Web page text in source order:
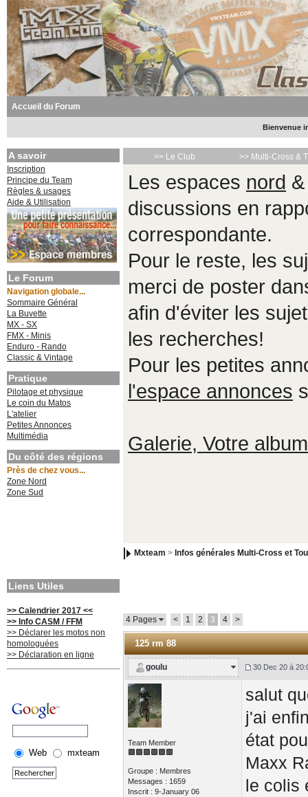
Accueil du Forum
Bienvenue
A savoir
Inscription
Principe du Team
Règles & usages
Aide & Utilisation
Le Forum
Navigation globale...
Sommaire Général
La Buvette
MX - SX
FMX - Minis
Enduro - Rando
Classic & Vintage
Pratique
Pilotage et physique
Le coin du Matos
L'atelier
Petites Annonces
Multimédia
Du côté des régions
Près de chez vous...
Zone Nord
Zone Sud
Liens Utiles
>> Calendrier 2017 <<
>> Info CASM / FFM
>> Déclarer les motos non
homologuées
>> Déclaration en ligne
Web mxteam
>> Le Club >> Multi-Cross &
Les espaces nord
discussions en
correspondante.
Pour le reste, les
merci de poster
afin d'éviter les
les recherches!
Pour les petites
l'espace annonces
Galerie, Votre
Mxteam > Infos générales Multi-Cross et
4 Pages < 1 2 3 4 >
125 rm 88
goulu 30 Dec 20 à
Team Member
Groupe : Membres
Messages : 1659
Inscrit : 9-January 06
salut
j'ai
état
Maxx
le colis